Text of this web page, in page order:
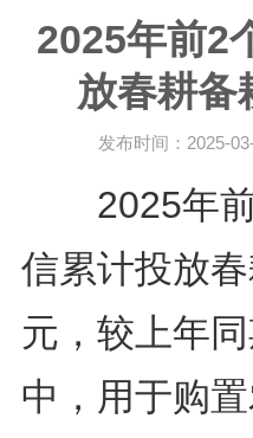
2025年前2
放春耕备
发布时间：2025-
2025年前
信累计投放
元，较上年
中，用于购